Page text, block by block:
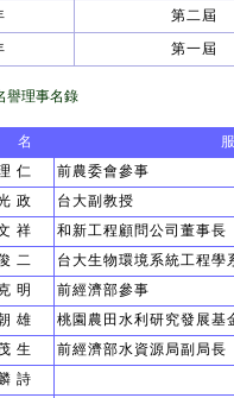
第二屆
第一屆
譽理事名錄
名
仁
前農委會參事
政
台大副教授
祥
和新工程顧問公司董事長
二
台大生物環境系統工程學
明
前經濟部參事
雄
桃園農田水利研究發展基
生
前經濟部水資源局副局長
詩